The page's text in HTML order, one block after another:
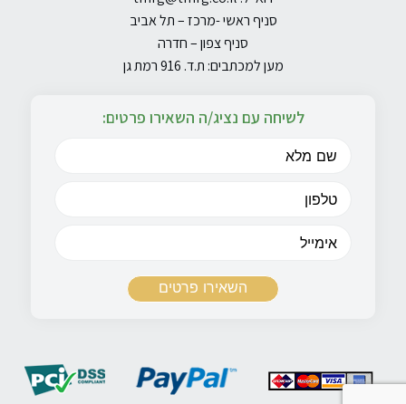
סניף ראשי -מרכז – תל אביב
סניף צפון – חדרה
מען למכתבים: ת.ד. 916 רמת גן
לשיחה עם נציג/ה השאירו פרטים: